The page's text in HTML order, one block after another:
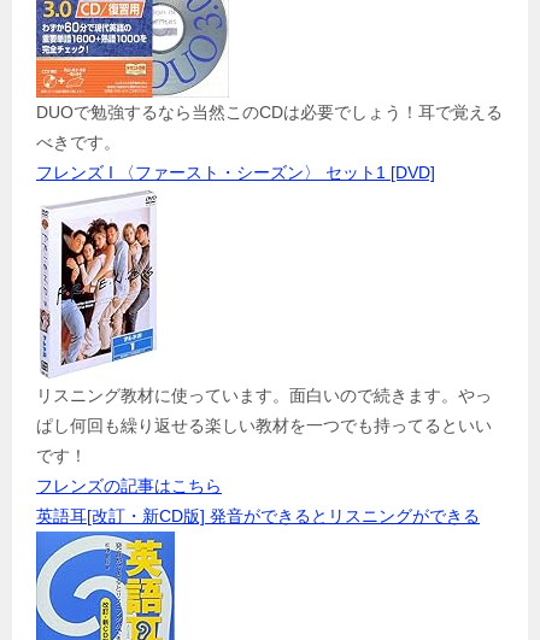
DUOで勉強するなら当然このCDは必要でしょう！耳で覚える
べきです。
フレンズ I 〈ファースト・シーズン〉 セット1 [DVD]
リスニング教材に使っています。面白いので続きます。やっ
ぱし何回も繰り返せる楽しい教材を一つでも持ってるといい
です！
フレンズの記事はこちら
英語耳[改訂・新CD版] 発音ができるとリスニングができる